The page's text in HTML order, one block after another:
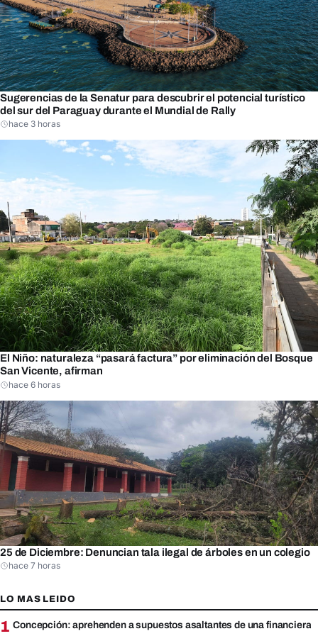
Sugerencias de la Senatur para descubrir el potencial turístico
del sur del Paraguay durante el Mundial de Rally
hace 3 horas
El Niño: naturaleza “pasará factura” por eliminación del Bosque
San Vicente, afirman
hace 6 horas
25 de Diciembre: Denuncian tala ilegal de árboles en un colegio
hace 7 horas
LO MAS LEIDO
1 Concepción: aprehenden a supuestos asaltantes de una financiera